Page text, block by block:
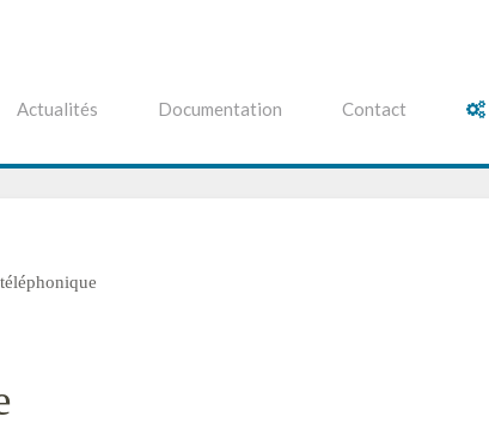
Actualités Documentation Contact